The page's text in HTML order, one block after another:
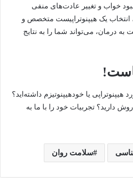
خواب و تغییر عادت‌های منفی
انتخاب یک هیپنوتراپیست متخصص و
درمان، می‌تواند شما را به نتایج
هیپنوتراپی یا خودهیپنوتیزم داشته‌اید؟
دارید؟ تجربیات خود را با ما به
سلامت روان